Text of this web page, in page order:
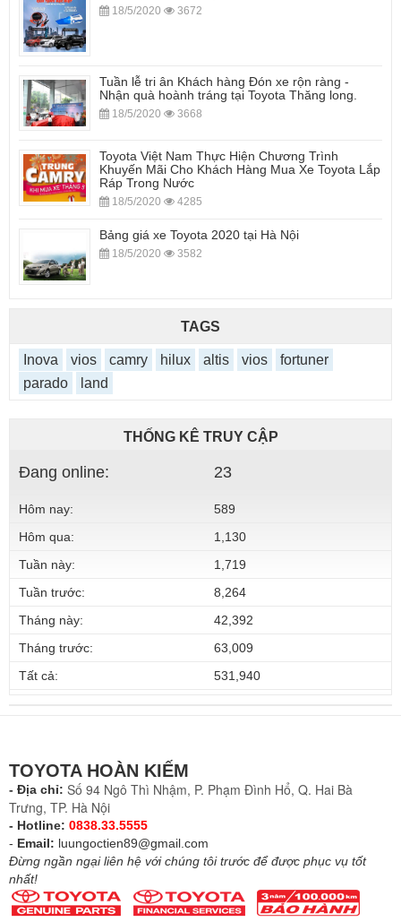
18/5/2020 3672
Tuần lễ tri ân Khách hàng Đón xe rộn ràng -
Nhận quà hoành tráng tại Toyota Thăng long.
18/5/2020 3668
Toyota Việt Nam Thực Hiện Chương Trình
Khuyến Mãi Cho Khách Hàng Mua Xe Toyota Lắp
Ráp Trong Nước
18/5/2020 4285
Bảng giá xe Toyota 2020 tại Hà Nội
18/5/2020 3582
TAGS
Inova vios camry hilux altis vios
fortuner
parado
land
THỐNG KÊ TRUY CẬP
Đang online: 23
Hôm nay:
589
Hôm qua:
1,130
Tuần này:
1,719
Tuần trước:
8,264
Tháng này:
42,392
Tháng trước:
63,009
Tất cả:
531,940
TOYOTA HOÀN KIẾM
- Địa chỉ: Số 94 Ngô Thì Nhậm, P. Phạm Đình Hổ, Q. Hai Bà
Trưng, TP. Hà Nội
- Hotline: 0838.33.5555
- Email: luungoctien89@gmail.com
Đừng ngần ngại liên hệ với chúng tôi trước để được phục vụ tốt
nhất!